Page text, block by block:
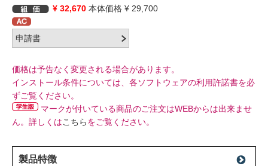
¥ 32,670 本体価格 ¥ 29,700
価格は予告なく変更される場合があります。
インストール条件については、各ソフトウェアの利用許諾書を必
ずご覧ください。
マークが付いている商品のご注文はWEBからは出来ませ
ん。詳しくはこちらをご覧ください。
製品特徴